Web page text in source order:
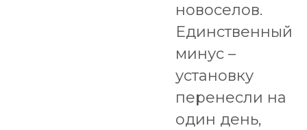
новоселов.
Единственный
минус –
установку
перенесли на
один день,